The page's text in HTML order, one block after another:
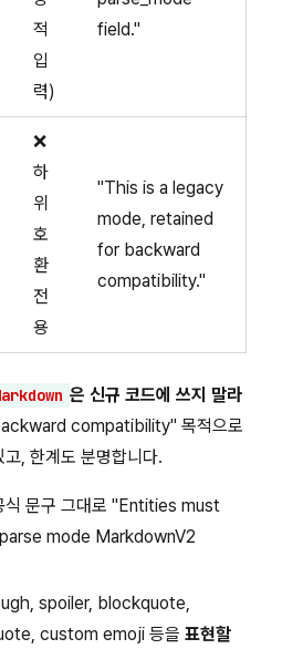
적
입
력)
field."
❌
하
위
호
환
전
용
"This is a legacy
mode, retained
for backward
compatibility."
은 신규 코드에 쓰지 말라
compatibility" 목적으로
, 한계도 분명합니다.
문구 그대로 "Entities must
mode MarkdownV2
spoiler, blockquote,
custom emoji 등을 표현할